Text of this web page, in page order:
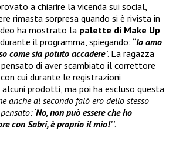
a chiarire la vicenda sui social,
rimasta sorpresa quando si è rivista in
ha mostrato la palette di Make Up
il programma, spiegando: “Io amo
come sia potuto accadere”. La ragazza
di aver scambiato il correttore
cui durante le registrazioni
alcuni prodotti, ma poi ha escluso questa
anche al secondo falò ero dello stesso
‘No, non può essere che ho
con Sabri, è proprio il mio!’”.